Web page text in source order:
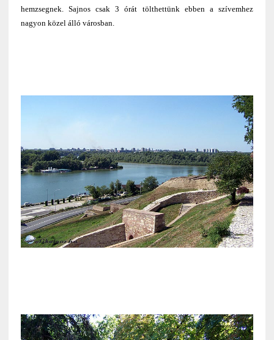
hemzsegnek. Sajnos csak 3 órát tölthettünk ebben a szívemhez
nagyon közel álló városban.